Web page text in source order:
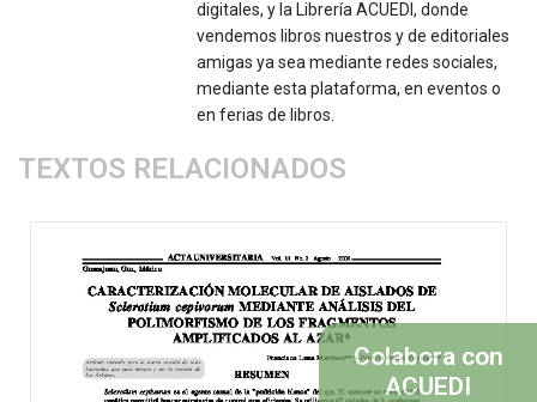
digitales, y la Librería ACUEDI, donde
vendemos libros nuestros y de editoriales
amigas ya sea mediante redes sociales,
mediante esta plataforma, en eventos o
en ferias de libros.
TEXTOS RELACIONADOS
Colabora con
ACUEDI